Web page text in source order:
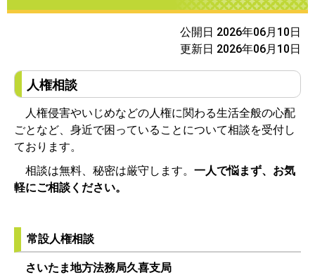
公開日 2026年06月10日
更新日 2026年06月10日
人権相談
人権侵害やいじめなどの人権に関わる生活全般の心配
ごとなど、身近で困っていることについて相談を受付し
ております。
相談は無料、秘密は厳守します。 一人で悩まず、お気
軽にご相談ください。
常設人権相談
さいたま地方法務局久喜支局